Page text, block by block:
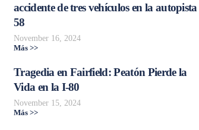
accidente de tres vehículos en la autopista
58
November 16, 2024
Más >>
Tragedia en Fairfield: Peatón Pierde la
Vida en la I-80
November 15, 2024
Más >>